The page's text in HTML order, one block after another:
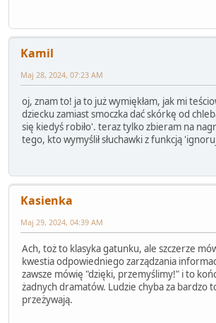
Kamil
Maj 28, 2024, 07:23 AM
oj, znam to! ja to już wymiękłam, jak mi
dziecku zamiast smoczka dać skórkę od
się kiedyś robiło'. teraz tylko zbieram na
tego, kto wymyślił słuchawki z funkcją
Kasienka
Maj 29, 2024, 04:39 AM
Ach, toż to klasyka gatunku, ale szczerze
kwestia odpowiedniego zarządzania
zawsze mówię "dzięki, przemyślimy!" i to
żadnych dramatów. Ludzie chyba za bardzo
przeżywają.